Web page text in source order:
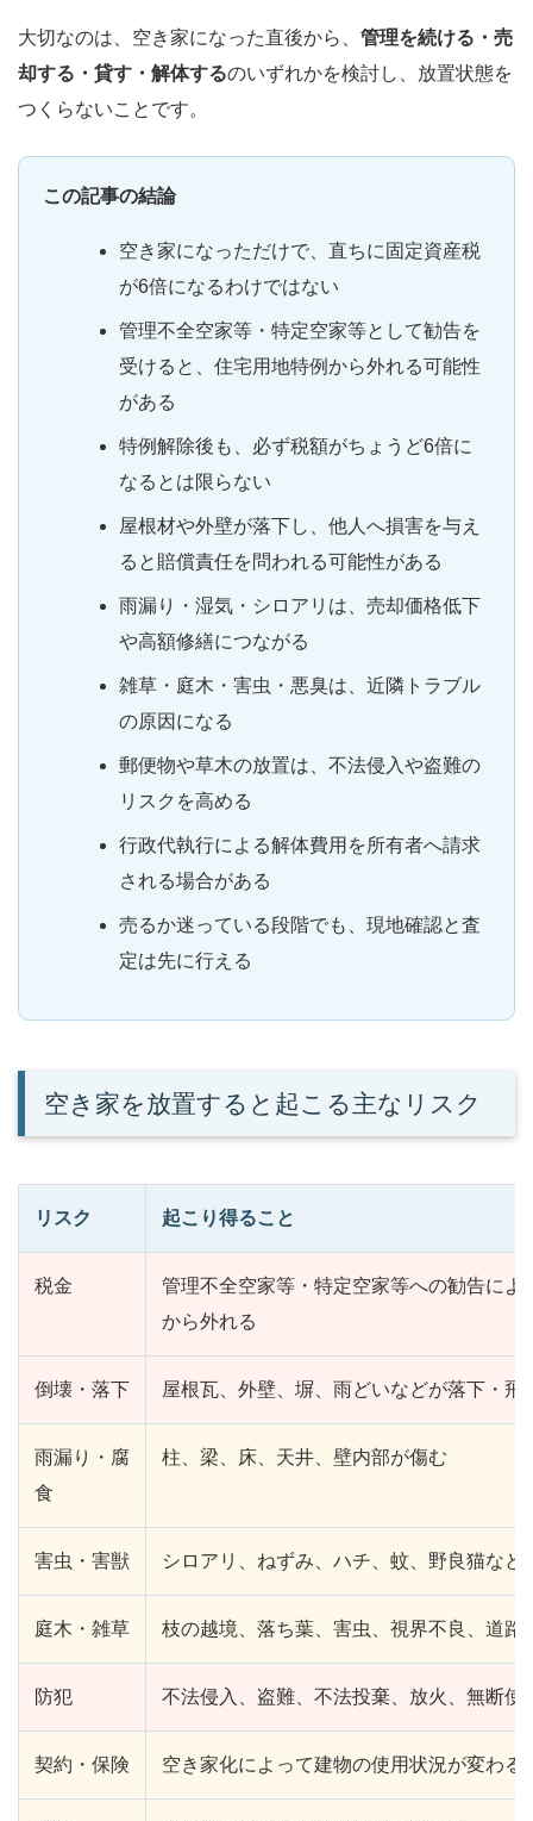
大切なのは、空き家になった直後から、 管理を続ける・売
却する・貸す・解体するのいずれかを検討し、放置状態を
つくらないことです。
この記事の結論
空き家になっただけで、直ちに固定資産税
が6倍になるわけではない
管理不全空家等・特定空家等として勧告を
受けると、住宅用地特例から外れる可能性
がある
特例解除後も、必ず税額がちょうど6倍に
なるとは限らない
屋根材や外壁が落下し、他人へ損害を与え
ると賠償責任を問われる可能性がある
雨漏り・湿気・シロアリは、売却価格低下
や高額修繕につながる
雑草・庭木・害虫・悪臭は、近隣トラブル
の原因になる
郵便物や草木の放置は、不法侵入や盗難の
リスクを高める
行政代執行による解体費用を所有者へ請求
される場合がある
売るか迷っている段階でも、現地確認と査
定は先に行える
空き家を放置すると起こる主なリスク
リスク 起こり得ること
税金
管理不全空家等・特定空家等への勧告によ
から外れる
倒壊・落下 屋根瓦、外壁、塀、雨どいなどが落下・飛
雨漏り・腐
食
柱、梁、床、天井、壁内部が傷む
害虫・害獣 シロアリ、ねずみ、ハチ、蚊、野良猫など
庭木・雑草 枝の越境、落ち葉、害虫、視界不良、道路
防犯 不法侵入、盗難、不法投棄、放火、無断使
契約・保険 空き家化によって建物の使用状況が変わる